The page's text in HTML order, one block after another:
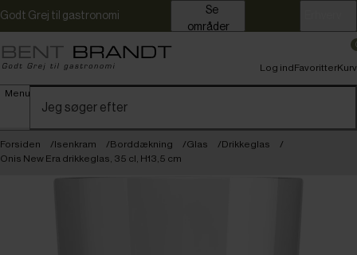
Godt Grej til gastronomi
områder
Menu
Log indFavoritterKurv
Forsiden Isenkram Borddækning Glas
Drikkeglas
Onis New Era drikkeglas, 35 cl, H13,5 cm